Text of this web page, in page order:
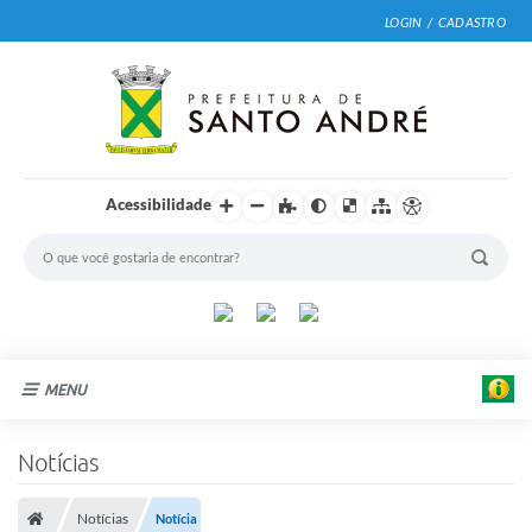
LOGIN / CADASTRO
Acessibilidade
MENU
Notícias
Notícias Notícia